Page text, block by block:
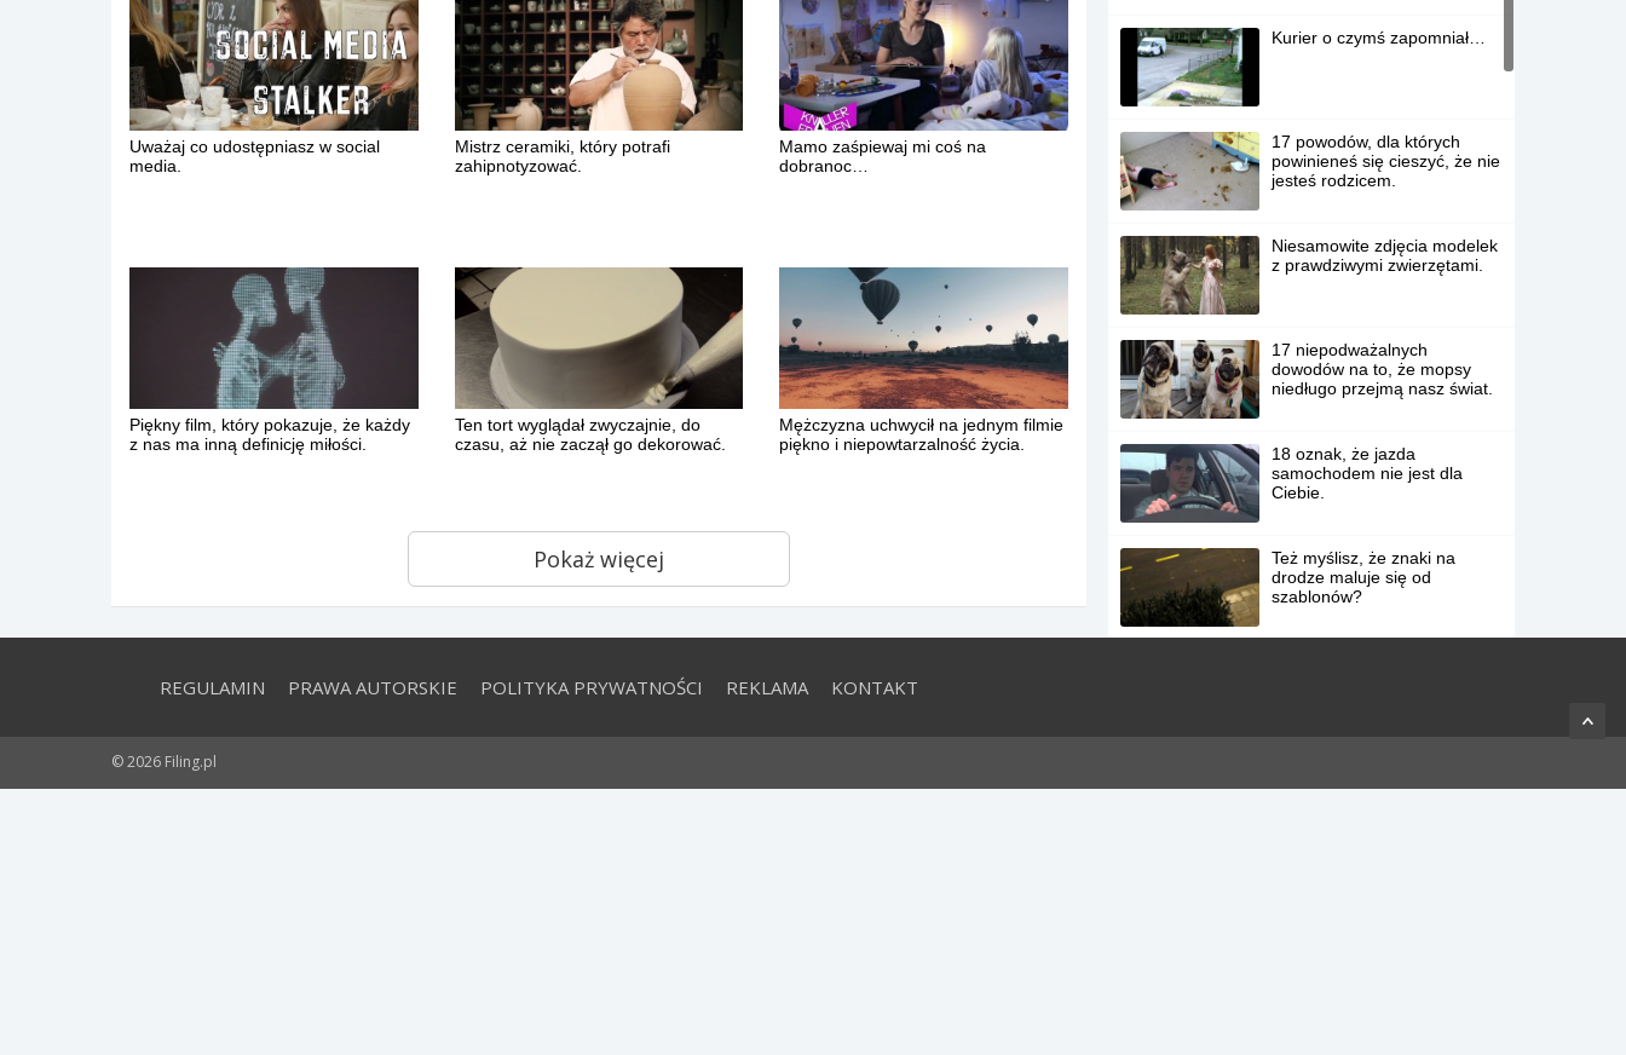
Uważaj co udostępniasz w social
media.
Mistrz ceramiki, który potrafi
zahipnotyzować.
Mamo zaśpiewaj mi coś na
dobranoc…
Piękny film, który pokazuje, że każdy
z nas ma inną definicję miłości.
Ten tort wyglądał zwyczajnie, do
czasu, aż nie zaczął go dekorować.
Mężczyzna uchwycił na jednym filmie
piękno i niepowtarzalność życia.
Pokaż więcej
Kurier o czymś zapomniał…
17 powodów, dla których
powinieneś się cieszyć, że nie
jesteś rodzicem.
Niesamowite zdjęcia modelek
z prawdziwymi zwierzętami.
17 niepodważalnych
dowodów na to, że mopsy
niedługo przejmą nasz świat.
18 oznak, że jazda
samochodem nie jest dla
Ciebie.
Też myślisz, że znaki na
drodze maluje się od
szablonów?
2014. Czyli nasi rodacy w roli
REGULAMIN PRAWA AUTORSKIE POLITYKA PRYWATNOŚCI REKLAMA KONTAKT
© 2026 Filing.pl